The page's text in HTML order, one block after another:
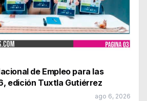
de Empleo para las
edición Tuxtla Gutiérrez
ago 6, 2026